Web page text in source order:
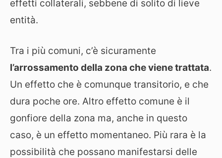
effetti collaterali, sebbene di solito di lieve
entità.
Tra i più comuni, c’è sicuramente
l’arrossamento della zona che viene trattata.
Un effetto che è comunque transitorio, e che
dura poche ore. Altro effetto comune è il
gonfiore della zona ma, anche in questo
caso, è un effetto momentaneo. Più rara è la
possibilità che possano manifestarsi delle